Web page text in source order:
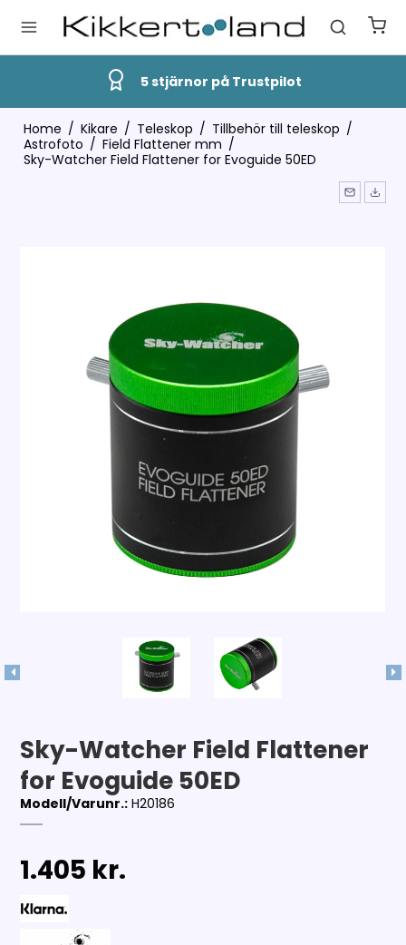
5 stjärnor på Trustpilot
Home / Kikare / Teleskop / Tillbehör till teleskop /
Astrofoto / Field Flattener mm /
Sky-Watcher Field Flattener for Evoguide 50ED
Sky-Watcher Field Flattener
for Evoguide 50ED
Modell/Varunr.: H20186
1.405 kr.